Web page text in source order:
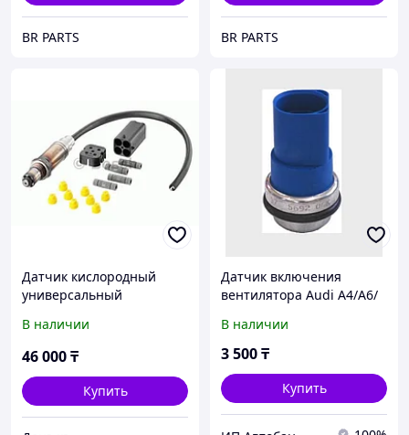
BR PARTS BR PARTS
Датчик кислородный
универсальный
В наличии
46 000₸
Купить
Датчик включения
вентилятора Audi A4/A6/
2005
В наличии
3 500₸
Купить